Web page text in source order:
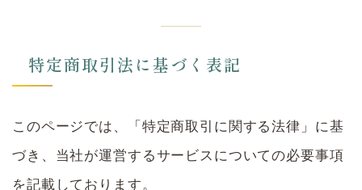
特定商取引法に基づく表記
このページでは、「特定商取引に関する法律」に基
づき、当社が運営するサービスについての必要事項
を記載しております。